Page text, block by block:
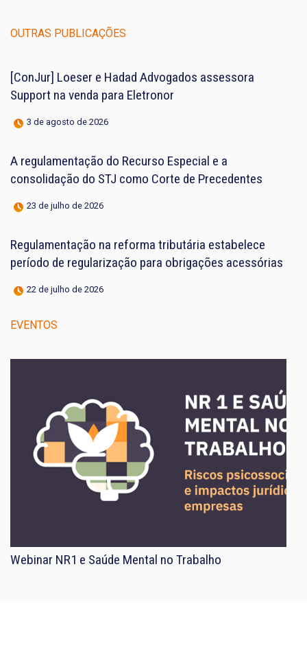
OUTRAS PUBLICAÇÕES
[ConJur] Loeser e Hadad Advogados assessora
Support na venda para Eletronor
3 de agosto de 2026
A regulamentação do Recurso Especial e a
consolidação do STJ como Corte de Precedentes
23 de julho de 2026
Regulamentação na reforma tributária estabelece
período de regularização para obrigações acessórias
22 de julho de 2026
EVENTOS
Webinar NR1 e Saúde Mental no Trabalho